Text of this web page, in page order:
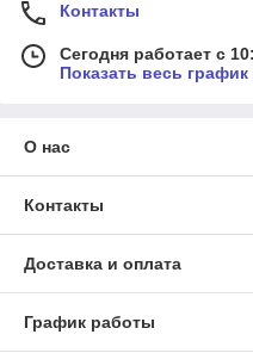
Контакты
Сегодня работает с
Показать весь
О нас
Контакты
Доставка и оплата
График работы